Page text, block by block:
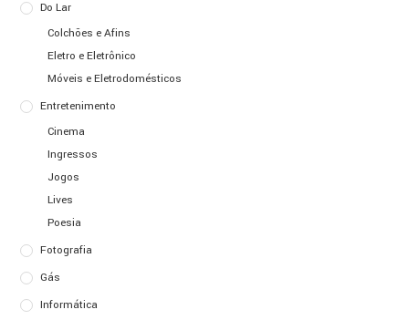
Do Lar
Colchões e Afins
Eletro e Eletrônico
Móveis e Eletrodomésticos
Entretenimento
Cinema
Ingressos
Jogos
Lives
Poesia
Fotografia
Gás
Informática